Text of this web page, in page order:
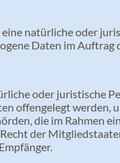
natürliche oder
Daten im
oder juristische
offengelegt werden,
die im Rahmen
der